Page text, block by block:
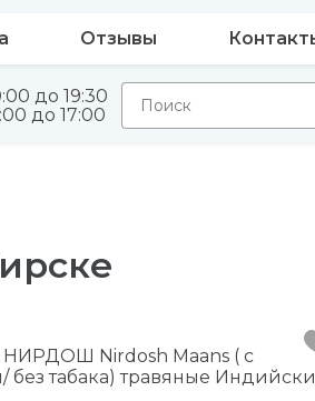
Отзывы
до 19:30
до 17:00
НИРДОШ Nirdosh Maans ( с
без табака) травяные